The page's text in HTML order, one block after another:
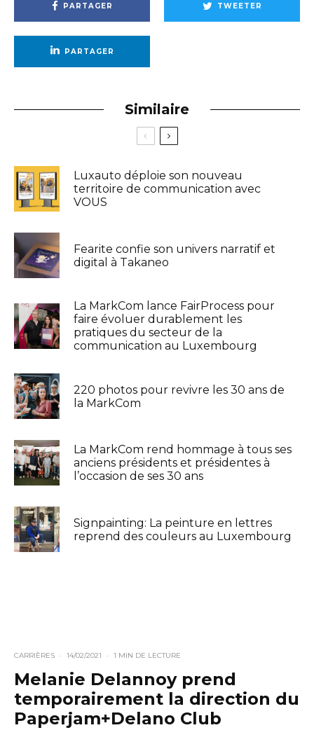
PARTAGER TWEETER
PARTAGER
Similaire
Luxauto déploie son nouveau
territoire de communication avec
VOUS
Fearite confie son univers narratif et
digital à Takaneo
La MarkCom lance FairProcess pour
faire évoluer durablement les
pratiques du secteur de la
communication au Luxembourg
220 photos pour revivre les 30 ans de
la MarkCom
La MarkCom rend hommage à tous ses
anciens présidents et présidentes à
l’occasion de ses 30 ans
Signpainting: La peinture en lettres
reprend des couleurs au Luxembourg
CARRIÈRES · 14/02/2021 · 1 MIN DE LECTURE
Melanie Delannoy prend
temporairement la direction du
Paperjam+Delano Club